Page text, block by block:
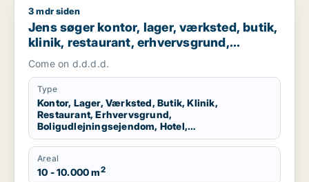
Jens søger kontor, lager, værksted, butik, klinik,
3 mdr siden
Jens søger kontor, lager, værksted, butik,
klinik, restaurant, erhvervsgrund,
boligudlejningsejendom, hotel,
Dragør
Come on d.d.d.d.
Type
Kontor, Lager, Værksted, Butik, Klinik,
Restaurant, Erhvervsgrund,
Boligudlejningsejendom, Hotel,
Produktionslokaler, Garage
Areal
10 - 10.000 m2